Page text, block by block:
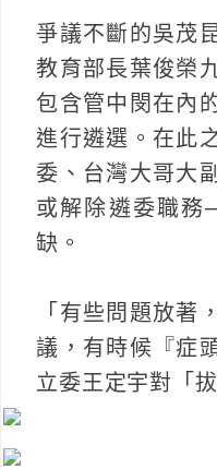
爭議不斷的吳茂
教育部長葉俊榮
包含管中閔在內
進行遴選。在此
委、台灣大哥大
或解除遴委職務
缺。
「有些問題放著
議，有時候『症
立委王定宇對「